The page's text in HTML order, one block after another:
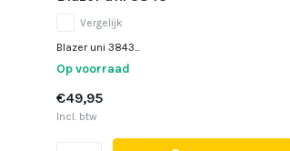
Vergelijk
Blazer uni 3843...
Op voorraad
€49,95
Incl. btw